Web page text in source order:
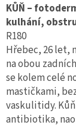
KŮŇ –
kulhání,
R180
Hřebec, 26 let,
na obou
se kolem celé
mastičkami,
vaskulitidy.
antibiotika,